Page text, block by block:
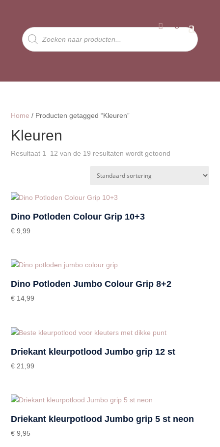
Producten
zoeken
Home / Producten getagged “Kleuren”
Kleuren
Resultaat 1–12 van de 19 resultaten wordt getoond
Dino Potloden Colour Grip 10+3
€ 9,99
Dino Potloden Jumbo Colour Grip 8+2
€ 14,99
Driekant kleurpotlood Jumbo grip 12 st
€ 21,99
Driekant kleurpotlood Jumbo grip 5 st neon
€ 9,95